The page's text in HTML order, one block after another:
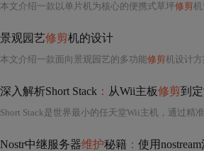
本文介绍一款以单片机为核心的便携式草坪修剪机
景观园艺修剪机的设计
本文介绍一款面向景观园艺的多功能修剪机设计
深入解析Short Stack ： 从Wii主板修剪到
Short Stack是世界最小的任天堂Wii主机，通过精
Nostr中继服务器维护秘籍 ： 使用